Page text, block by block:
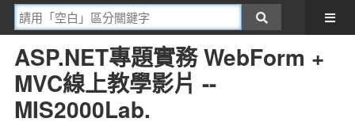
ASP.NET專題實務 WebForm +
MVC線上教學影片 --
MIS2000Lab.